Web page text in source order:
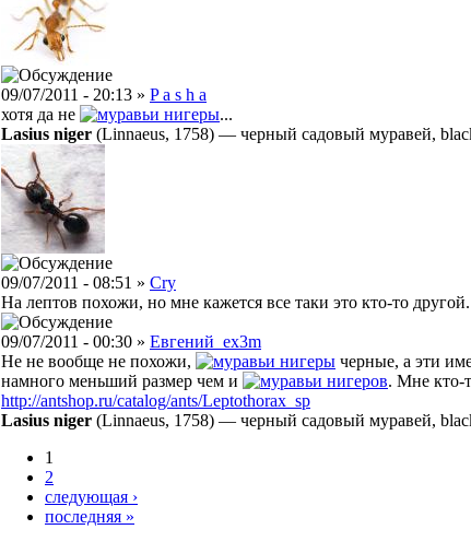
09/07/2011 - 20:13 » P a s h a
хотя да не
нигеры...
Lasius niger (Linnaeus, 1758) — черный садовый муравей,
09/07/2011 - 08:51 » Cry
На лептов похожи, но мне кажется все таки это кто-то
09/07/2011 - 00:30 » Евгений_ex3m
Не не вообще не похожи,
нигеры черные, а эти
намного меньший размер чем и
нигеров. Мне кто-
http://antshop.ru/catalog/ants/Leptothorax_sp
Lasius niger (Linnaeus, 1758) — черный садовый муравей,
1
2
следующая ›
последняя »